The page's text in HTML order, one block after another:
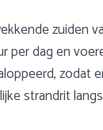
zuiden
dag en
zodat
strandrit